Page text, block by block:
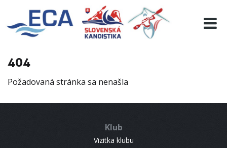
404
Požadovaná stránka sa nenašla
Klub
Vizitka klubu
EURO 19
INFO
RESULTS
CONTACT